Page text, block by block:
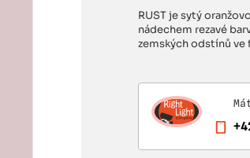
RUST je sytý
nádechem rezavé
zemských odstínů